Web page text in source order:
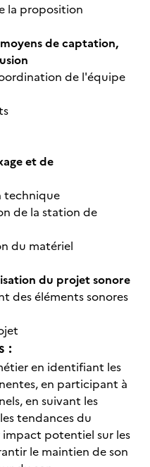
la proposition
de captation,
de l'équipe
et de
technique
de la station de
du matériel
du projet sonore
des éléments sonores
:
en identifiant les
en participant à
en suivant les
tendances du
potentiel sur les
le maintien de son